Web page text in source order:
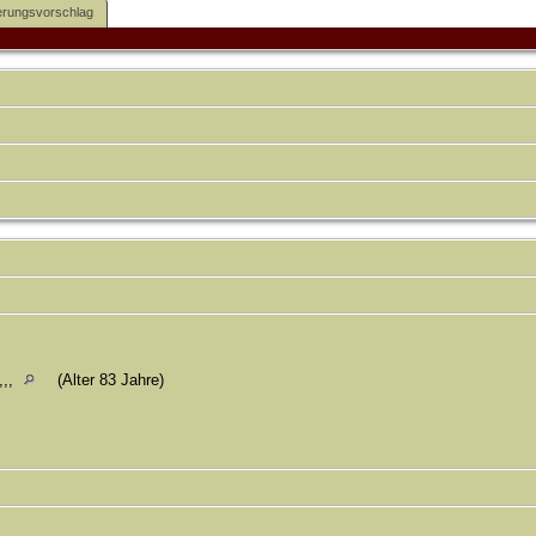
(Alter 83 Jahre)